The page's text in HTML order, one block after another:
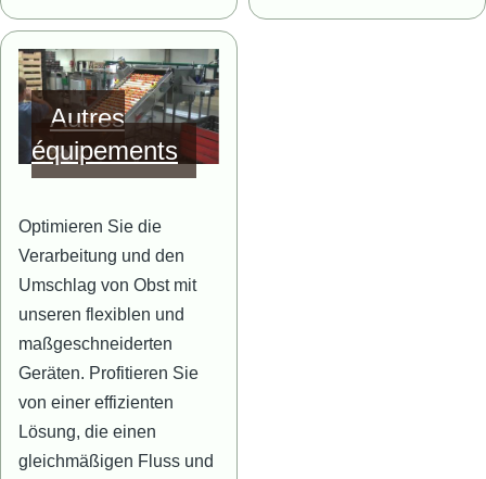
Bild
Autres
équipements
Optimieren Sie die
Verarbeitung und den
Umschlag von Obst mit
unseren flexiblen und
maßgeschneiderten
Geräten. Profitieren Sie
von einer effizienten
Lösung, die einen
gleichmäßigen Fluss und